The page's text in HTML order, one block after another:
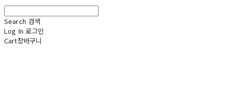
Search 검색
Log In 로그인
Cart장바구니